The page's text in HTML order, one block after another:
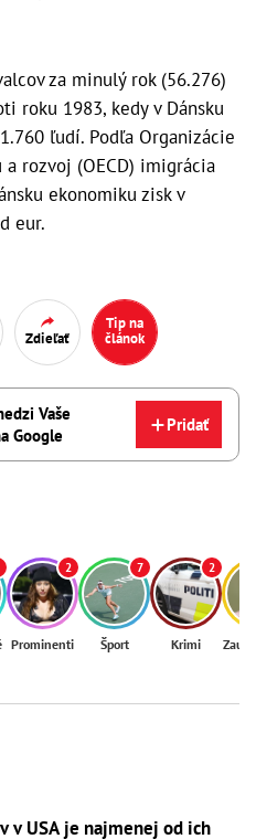
za minulý rok (56.276)
roku 1983, kedy v Dánsku
ľudí. Podľa Organizácie
rozvoj (OECD) imigrácia
ekonomiku zisk v
eur.
Zdieľať
Tip na
článok
Vaše
Google
Pridať
2
Prominenti
7
Šport
2
Krimi
v USA je najmenej od ich